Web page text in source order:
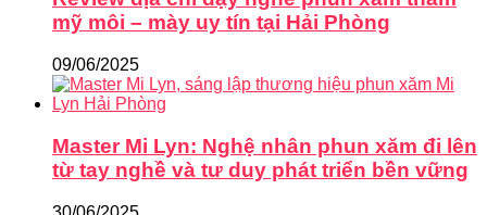
mỹ môi – mày uy tín tại Hải Phòng
09/06/2025
Master Mi Lyn: Nghệ nhân phun xăm đi lên
từ tay nghề và tư duy phát triển bền vững